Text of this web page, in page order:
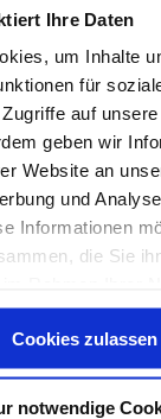
Ihre Daten
um Inhalte
für
auf
geben wir
Website an
und
Informationen
die Sie
finden Sie
Impressum.
Cookies zulassen
notwendige